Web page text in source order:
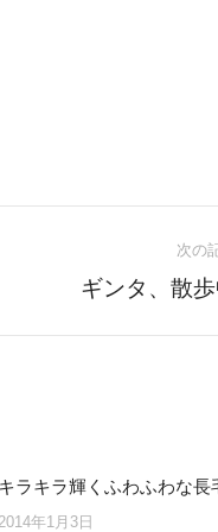
次の
ギンタ、散
キラキラ輝くふわふわな長
年1月3日